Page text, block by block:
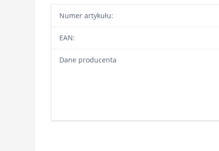
Numer artykułu:
EAN:
Dane producenta